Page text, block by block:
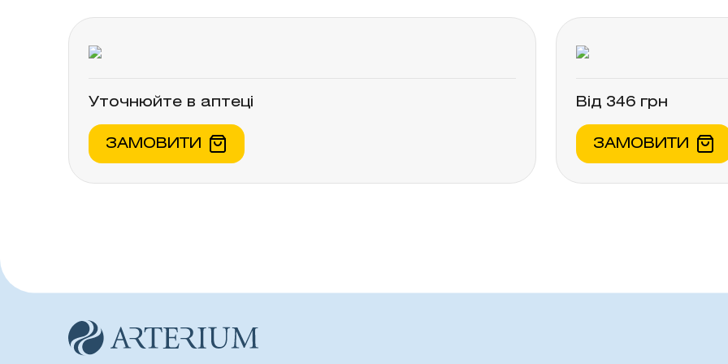
необхідно проконсультуватися з лікарем. Не є лікарським засобом.
Уточнюйте в аптеці
ЗАМОВИТИ
Від 346 грн
ЗАМОВИТИ